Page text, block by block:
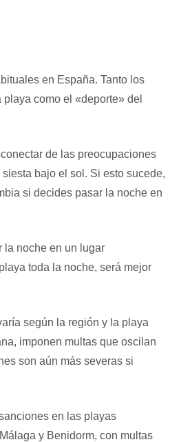
en España. Tanto los
como el «deporte» del
de las preocupaciones
bajo el sol. Si esto sucede,
si decides pasar la noche en
la noche en un lugar
toda la noche, será mejor
según la región y la playa
imponen multas que oscilan
son aún más severas si
en las playas
y Benidorm, con multas